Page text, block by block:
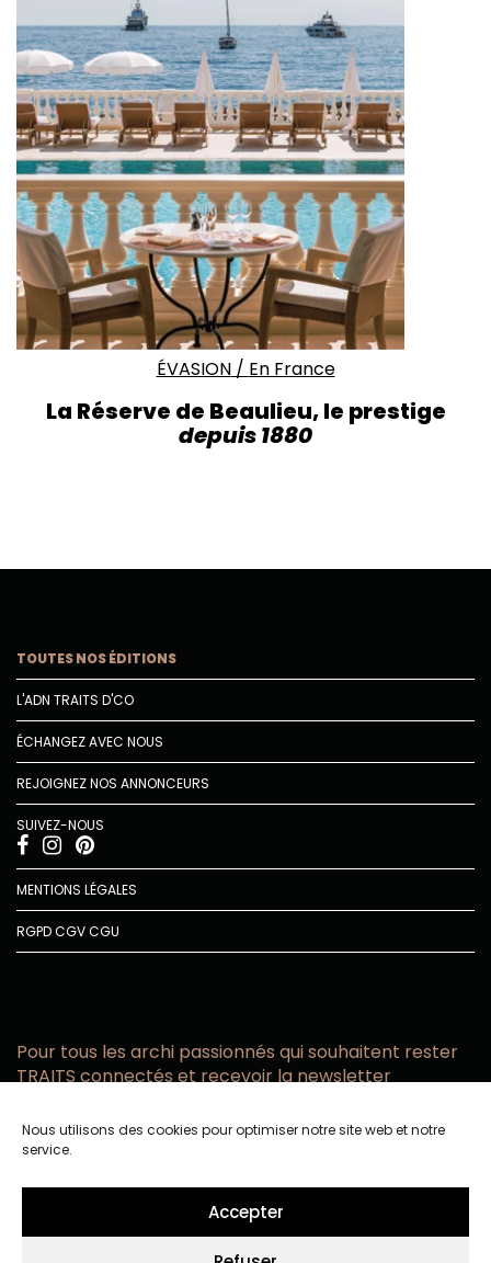
Nous utilisons des cookies pour optimiser notre site web et notre
service.
Accepter
ÉVASION/ En France
La Réserve de Beaulieu, le prestige
depuis 1880
TOUTES NOS ÉDITIONS
L'ADN TRAITS D'CO
ÉCHANGEZ AVEC NOUS
REJOIGNEZ NOS ANNONCEURS
SUIVEZ-NOUS
MENTIONS LÉGALES
RGPDCGVCGU
Pour tous les archi passionnés qui souhaitent rester
TRAITS connectés et recevoir la newsletter
email
confidentialité.